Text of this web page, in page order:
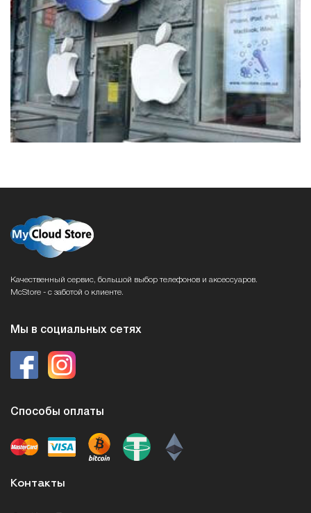
Качественный сервис, большой выбор телефонов и аксессуаров.
McStore - с заботой о клиенте.
Мы в социальных сетях
Способы оплаты
Контакты